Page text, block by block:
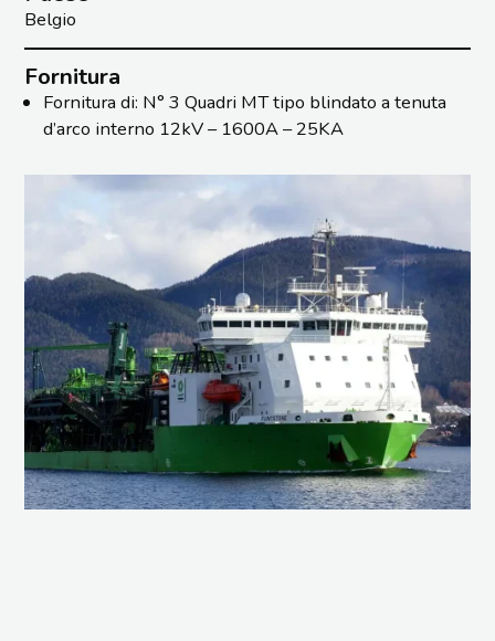
Belgio
Fornitura
Fornitura di: N° 3 Quadri MT tipo blindato a tenuta
d’arco interno 12kV – 1600A – 25KA